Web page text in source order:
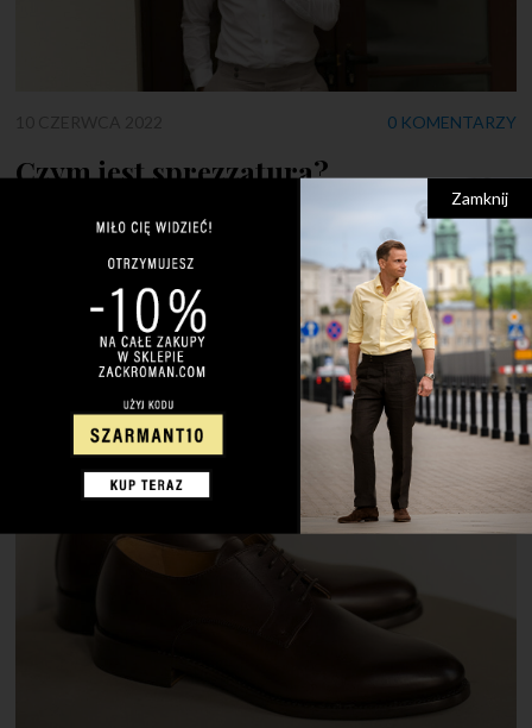
0 KOMENTARZY
Czym jest sprezzatura?
Pozornie źle zawiązany krawat? Rozpięte mankiety? Czy to
błędy? Nie! To sprezzatura! Wiele osób często pyta mnie –
czym jest sprezzatura? Wyjaśnienie tego pojęcia jest
jednocześnie proste i skomplikowane. Jest to swego rodzaju
niedbalstwo i łamanie modowych reguł, ale co najważniejsze –
jest to świadome niedbalstwo, którego celem jest przede
wszystkim wyrażenie siebie. Rozpięcie koszuli […]
Zamknij